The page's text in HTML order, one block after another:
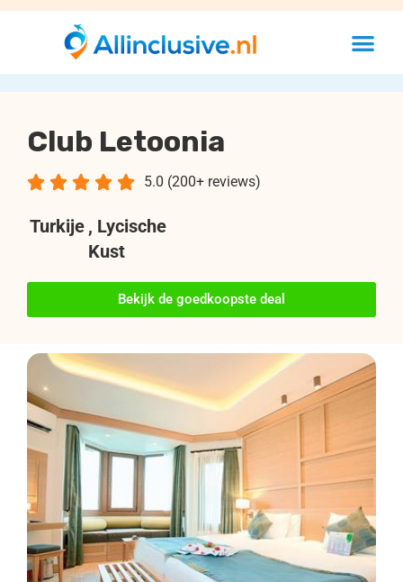
Club Letoonia
5.0 (200+ reviews)
    
Turkije , Lycische
Kust
Bekijk de goedkoopste deal